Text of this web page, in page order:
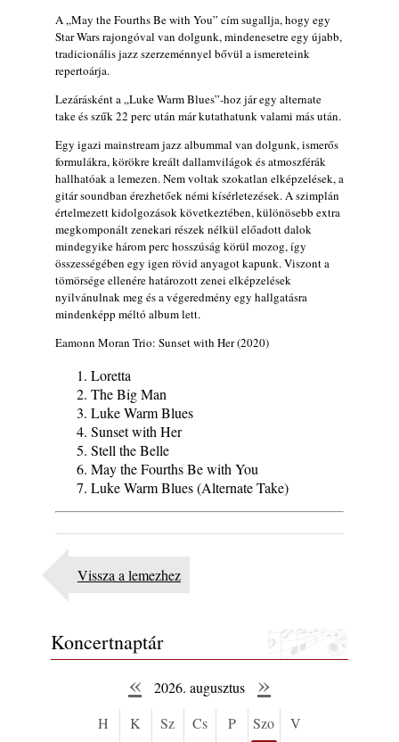
2026. július 31.
A Grencsoport Lewis Jordan-nel a
Meseházban
2026. július 31.
A JÜ a Meseházban
2026. július 30.
Magyar jazzmuzsikus szülők és zenész
gyermekeik – 42. rész: Vörös László +
Vörösné Strausz Eszter + Vörös Bence
2026. július 30.
The Next Generation — 11. rész: Horváth
Szabolcs
2026. július 25.
Eged Márton: Old Songs
2026. július 24.
FREE JAZZ ALBUMS 2026 - 134. rész
2026. július 16.
A free jazz kiemelkedő alakjai - 79. rész:
Marion Brown
2026. július 13.
A „May the Fourths Be with You” cím sugallja, hogy egy
Star Wars rajongóval van dolgunk, mindenesetre egy újabb,
tradicionális jazz szerzeménnyel bővül a ismereteink
repertoárja.
Lezárásként a „Luke Warm Blues”-hoz jár egy alternate
take és szűk 22 perc után már kutathatunk valami más után.
Egy igazi mainstream jazz albummal van dolgunk, ismerős
formulákra, körökre kreált dallamvilágok és atmoszférák
hallhatóak a lemezen. Nem voltak szokatlan elképzelések, a
gitár soundban érezhetőek némi kísérletezések. A szimplán
értelmezett kidolgozások következtében, különösebb extra
megkomponált zenekari részek nélkül előadott dalok
mindegyike három perc hosszúság körül mozog, így
összességében egy igen rövid anyagot kapunk. Viszont a
tömörsége ellenére határozott zenei elképzelések
nyilvánulnak meg és a végeredmény egy hallgatásra
mindenképp méltó album lett.
Eamonn Moran Trio: Sunset with Her (2020)
Loretta
The Big Man
Luke Warm Blues
Sunset with Her
Stell the Belle
May the Fourths Be with You
Luke Warm Blues (Alternate Take)
Vissza a lemezhez
Koncertnaptár
« 2026. augusztus »
H K Sz Cs P Szo V